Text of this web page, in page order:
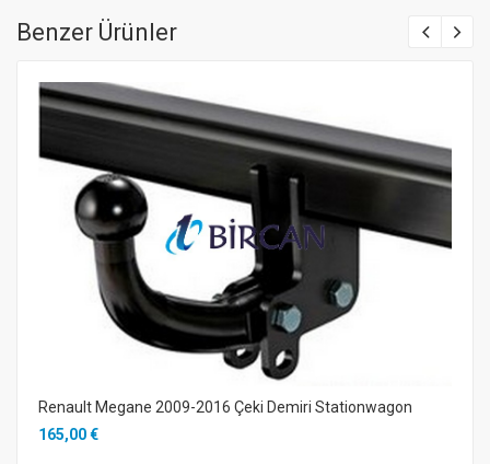
Benzer Ürünler
Renault Megane 2009-2016 Çeki Demiri Stationwagon
165,00 €